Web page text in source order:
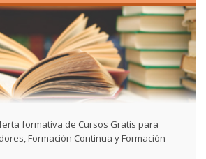
formativa de Cursos Gratis para
Formación Continua y Formación